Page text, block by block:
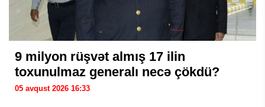
9 milyon rüşvət almış 17 ilin
toxunulmaz generalı necə çökdü?
05 avqust 2026 16:33